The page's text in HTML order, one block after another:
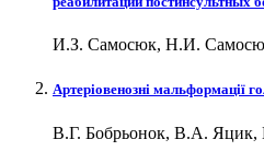
И.З. Самосюк, Н.И.
Артеріовенозні мальформації
В.Г. Бобрьонок, В.А. Яцик,